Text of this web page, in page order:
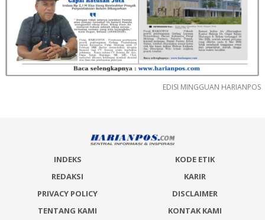
EDISI MINGGUAN HARIANPOS
INDEKS
KODE ETIK
REDAKSI
KARIR
PRIVACY POLICY
DISCLAIMER
TENTANG KAMI
KONTAK KAMI